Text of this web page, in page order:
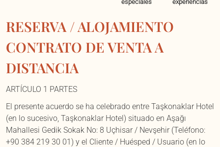
especiales
experiencias
RESERVA / ALOJAMIENTO
CONTRATO DE VENTA A
DISTANCIA
ARTÍCULO 1 PARTES
El presente acuerdo se ha celebrado entre Taşkonaklar Hotel
(en lo sucesivo, Taşkonaklar Hotel) situado en Aşağı
Mahallesi Gedik Sokak No: 8 Uçhisar / Nevşehir (Teléfono:
+90 384 219 30 01) y el Cliente / Huésped / Usuario (en lo